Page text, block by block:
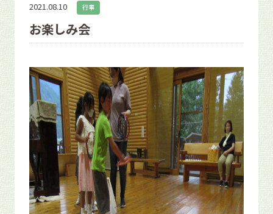
2021.08.10 行事
お楽しみ会